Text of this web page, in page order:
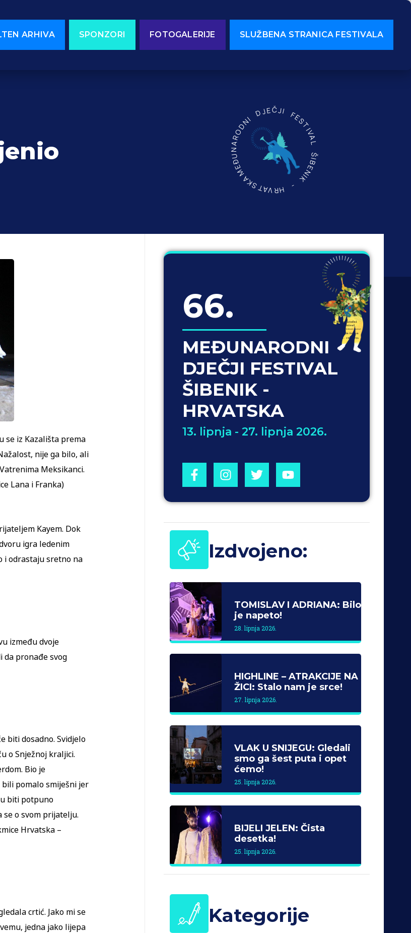
ARHIVA SPONZORI FOTOGALERIJE SLUŽBENA STRANICA FESTIVALA
MEĐUNARODNI DJEČJI FESTIVAL ŠIBENIK - HRVATSKA
se iz Kazališta prema
nije ga bilo, ali
Meksikanci.
Lana i Franka)
Kayem. Dok
igra ledenim
i odrastaju sretno na
između dvoje
da pronađe svog
biti dosadno. Svidjelo
o Snježnoj kraljici.
Bio je
bili pomalo smiješni jer
biti potpuno
o svom prijatelju.
Hrvatska –
crtić. Jako mi se
jedna jako lijepa
66.
MEĐUNARODNI
DJEČJI FESTIVAL
ŠIBENIK -
HRVATSKA
13. lipnja - 27. lipnja 2026.
Izdvojeno:
TOMISLAV I ADRIANA: Bilo
je napeto!
28. lipnja 2026.
HIGHLINE – ATRAKCIJE NA
ŽICI: Stalo nam je srce!
27. lipnja 2026.
VLAK U SNIJEGU: Gledali
smo ga šest puta i opet
ćemo!
25. lipnja 2026.
BIJELI JELEN: Čista
desetka!
25. lipnja 2026.
Kategorije